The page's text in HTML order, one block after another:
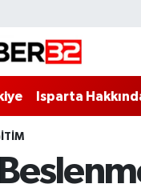
Isparta
Haritası
ve Fikstür